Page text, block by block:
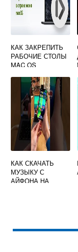
КАК ЗАКРЕПИТЬ
РАБОЧИЕ СТОЛЫ
MAC OS
КАК СКАЧАТЬ
МУЗЫКУ С
АЙФОНА НА